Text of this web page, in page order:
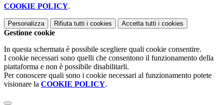
COOKIE POLICY.
Personalizza Rifiuta tutti i cookies Accetta tutti i cookies
Gestione cookie
In questa schermata è possibile scegliere quali cookie consentire.
I cookie necessari sono quelli che consentono il funzionamento della
piattaforma e non è possibile disabilitarli.
Per conoscere quali sono i cookie necessari al funzionamento potete
visionare la COOKIE POLICY.